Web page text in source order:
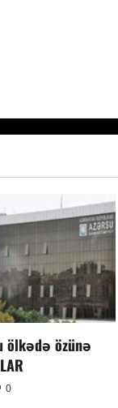
ölkədə özünə
0